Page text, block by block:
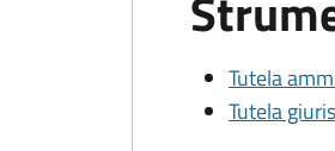
Tutela
Tutela